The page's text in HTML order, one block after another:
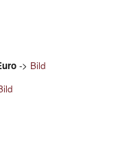
-> Bild